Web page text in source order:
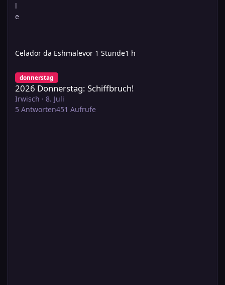
Celador da Eshmalevor 1 Stunde1 h
2026 Donnerstag: Schiffbruch!
donnerstag
2026 Donnerstag: Schiffbruch!
Irwisch · 8. Juli
5 Antworten451 Aufrufe